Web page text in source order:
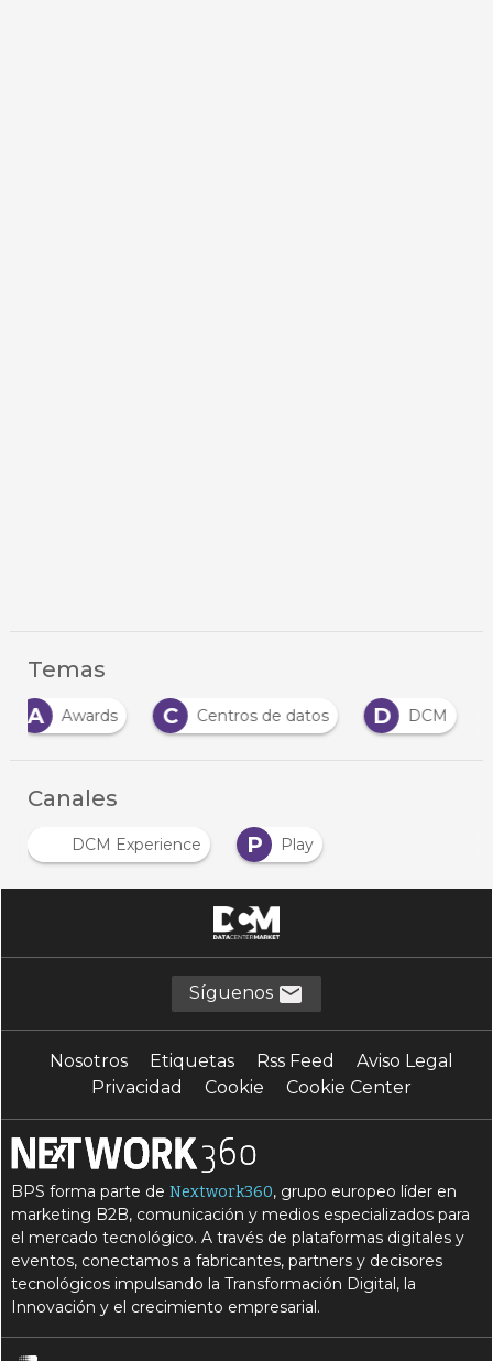
Temas
A
Awards C Centros de datos D DCM
Canales
DCM Experience P Play
Síguenos
Nosotros Etiquetas Rss Feed
Aviso Legal
Privacidad
Cookie Cookie Center
BPS forma parte deNextwork360, grupo europeo líder en
marketing B2B, comunicación y medios especializados para
el mercado tecnológico. A través de plataformas digitales y
eventos, conectamos a fabricantes, partners y decisores
tecnológicos impulsando la Transformación Digital, la
Innovación y el crecimiento empresarial.